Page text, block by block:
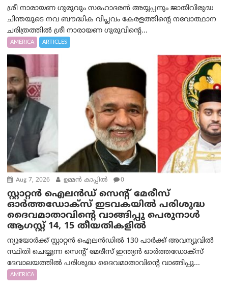
ശ്രീ നാരായണ ഗുരുവും സഹോദരൻ അയ്യപ്പനും ജാതിവിരുദ്ധ
ചിന്തയുടെ നവ ബൗദ്ധിക വിപ്ലവം കേരളത്തിന്റെ നവോത്ഥാന
ചരിത്രത്തിൽ ശ്രീ നാരായണ ഗുരുവിന്റെ...
AMERICA ARTICLES
Aug 7, 2026 ഉമ്മന്‍ കാപ്പില്‍ 0
സ്റ്റാറ്റൻ ഐലൻഡ് സെന്റ് മേരീസ്
ഓർത്തഡോക്സ് ഇടവകയിൽ പരിശുദ്ധ
ദൈവമാതാവിന്റെ വാങ്ങിപ്പു പെരുനാൾ
ആഗസ്റ്റ് 14, 15 തീയതികളിൽ
ന്യൂയോർക്ക് സ്റ്റാറ്റൻ ഐലൻഡിൽ 130 പാർക്ക് അവന്യൂവിൽ
സ്ഥിതി ചെയ്യുന്ന സെന്റ് മേരീസ് ഇന്ത്യൻ ഓർത്തഡോക്സ്
ദേവാലയത്തിൽ പരിശുദ്ധ ദൈവമാതാവിന്റെ വാങ്ങിപ്പു...
AMERICA